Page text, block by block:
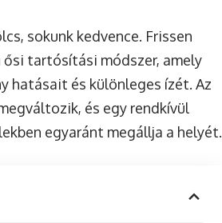
sokunk kedvence. Frissen
tartósítási módszer, amely
hatásait és különleges ízét. Az
és egy rendkívül
egyaránt megállja a helyét.